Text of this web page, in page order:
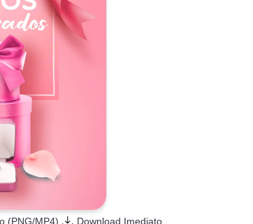
(PNG/MP4) Download Imediato